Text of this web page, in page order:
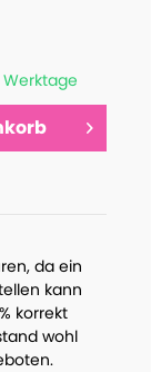
da ein
kann
korrekt
wohl